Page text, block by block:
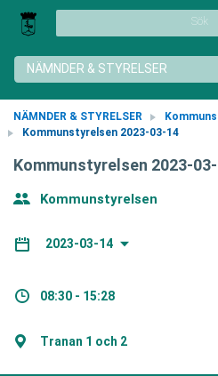
Sök
NÄMNDER & STYRELSER
NÄMNDER & STYRELSER
Kommunstyrelsen 2023-03-14
Kommunstyrelsen 2023-
Kommunstyrelsen
2023-03-14
08:30 - 15:28
Tranan 1 och 2